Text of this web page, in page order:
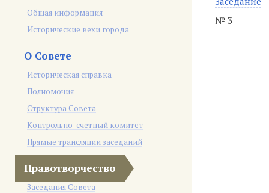
Общая информация
Исторические вехи города
О Совете
Историческая справка
Полномочия
Структура Совета
Контрольно-счетный комитет
Прямые трансляции заседаний
Правотворчество
Заседания Совета
№ 3